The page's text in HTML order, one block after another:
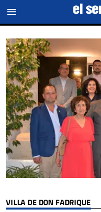
menu
VILLA DE DON FADRIQUE